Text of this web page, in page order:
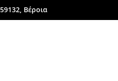
Βέροια